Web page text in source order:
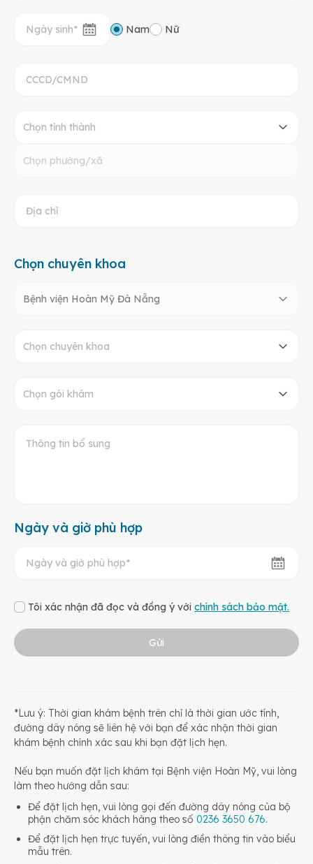
Nam Nữ
Chọn tỉnh thành
Chọn phường/xã
Chọn chuyên khoa
Bệnh viện Hoàn Mỹ Đà Nẵng
Chọn chuyên khoa
Chọn gói khám
Ngày và giờ phù hợp
Tôi xác nhận đã đọc và đồng ý với chính sách bảo mật.
Gửi
*Lưu ý: Thời gian khám bệnh trên chỉ là thời gian ước tính,
đường dây nóng sẽ liên hệ với bạn để xác nhận thời gian
khám bệnh chính xác sau khi bạn đặt lịch hẹn.
Nếu bạn muốn đặt lịch khám tại Bệnh viện Hoàn Mỹ, vui lòng
làm theo hướng dẫn sau:
Để đặt lịch hẹn, vui lòng gọi đến đường dây nóng của bộ
phận chăm sóc khách hàng theo số 0236 3650 676.
Để đặt lịch hẹn trực tuyến, vui lòng điền thông tin vào biểu
mẫu trên.